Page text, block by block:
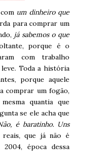
um dinheiro que
para comprar um
já sabemos o que
porque é o
com trabalho
Toda a história
porque aquele
comprar um fogão,
quantia que
se ele acha que
é baratinho. Uns
que já não é
época dessa